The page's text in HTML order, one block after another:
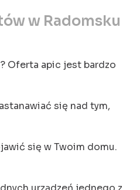
w Radomsku
? Oferta apic jest bardzo
się nad tym,
się w Twoim domu.